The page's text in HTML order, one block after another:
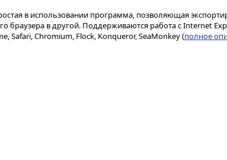
в использовании программа, позволяющая
браузера в другой. Поддерживаются работа с Internet
Safari, Chromium, Flock, Konqueror, SeaMonkey (полное